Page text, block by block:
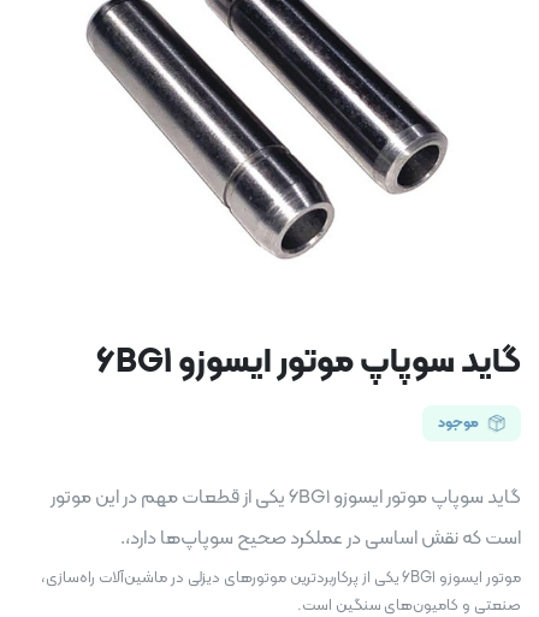
گاید سوپاپ موتور ایسوزو 6BG1
موجود
گاید سوپاپ موتور ایسوزو 6BG1 یکی از قطعات مهم در این موتور
استکه نقش اساسی در عملکرد صحیح سوپاپ‌ها دارد،.
موتور ایسوزو 6BG1 یکی از پرکاربردترین موتورهای دیزلی در ماشین‌آلات راه‌سازی،
صنعتی و کامیون‌های سنگین است.